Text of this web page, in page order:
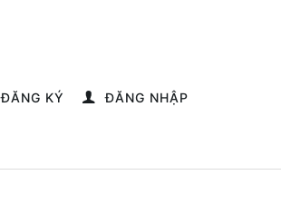
ĐĂNG KÝ ĐĂNG NHẬP